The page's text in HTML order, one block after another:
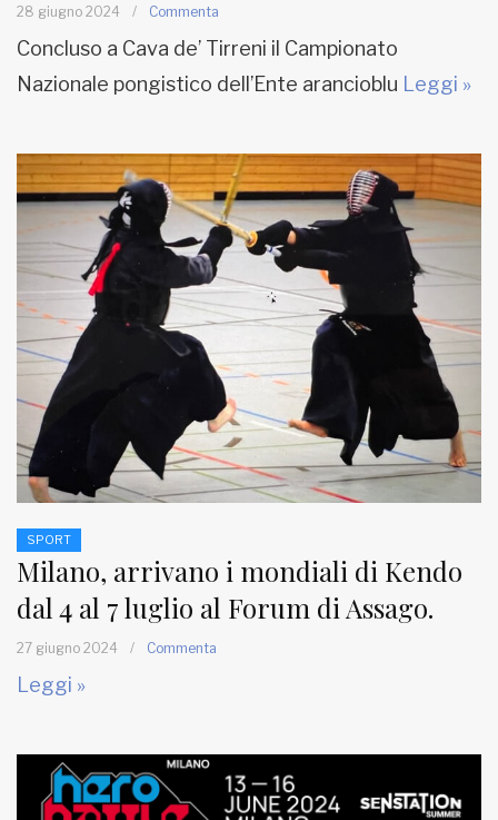
28 giugno 2024 / Commenta
Concluso a Cava de’ Tirreni il Campionato
Nazionale pongistico dell’Ente arancioblu
Leggi »
SPORT
Milano, arrivano i mondiali di Kendo
dal 4 al 7 luglio al Forum di Assago.
27 giugno 2024 / Commenta
Leggi »